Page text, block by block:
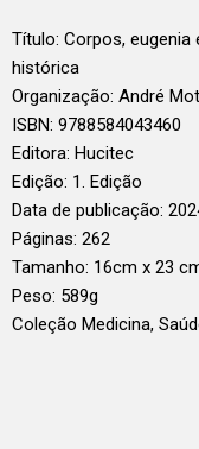
Título: Corpos,
histórica
Organização: André
ISBN: 9788584043460
Editora: Hucitec
Edição: 1. Edição
Data de publicação:
Páginas: 262
Tamanho: 16cm x 23
Peso: 589g
Coleção Medicina,